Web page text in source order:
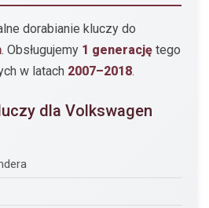
dorabianie kluczy do
. Obsługujemy 1 generację tego
w latach 2007–2018.
dla Volkswagen